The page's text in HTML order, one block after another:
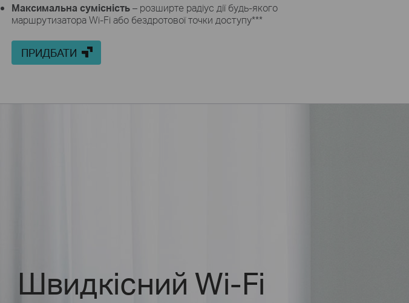
Максимальна сумісність– розширте радіус дії будь-якого
маршрутизатора Wi-Fi або бездротової точки доступу***
ПРИДБАТИ
Швидкісний Wi-Fi